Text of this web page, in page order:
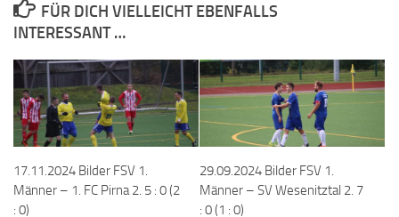
FÜR DICH VIELLEICHT EBENFALLS
INTERESSANT …
17.11.2024 Bilder FSV 1.
Männer – 1. FC Pirna 2. 5 : 0 (2
: 0)
29.09.2024 Bilder FSV 1.
Männer – SV Wesenitztal 2. 7
: 0 (1 : 0)